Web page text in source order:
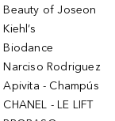
Beauty of Joseon
Kiehl’s
Biodance
Narciso Rodriguez
Apivita - Champús
CHANEL - LE LIFT